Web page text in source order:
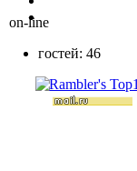
on-line
гостей: 46